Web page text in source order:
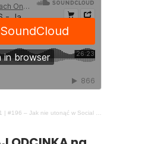
| #196 – Jak nie utonąć w Social Mediach?